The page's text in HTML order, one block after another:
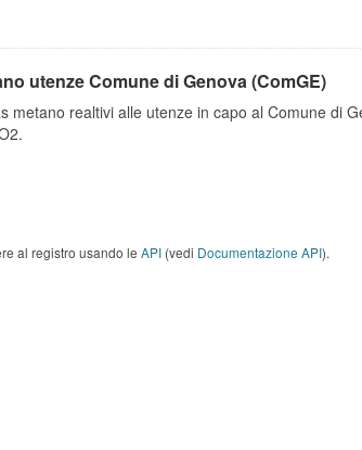
utenze Comune di Genova (ComGE)
metano realtivi alle utenze in capo al Comune di
al registro usando le API (vedi Documentazione API).